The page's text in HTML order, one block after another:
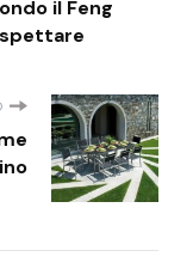
il Feng